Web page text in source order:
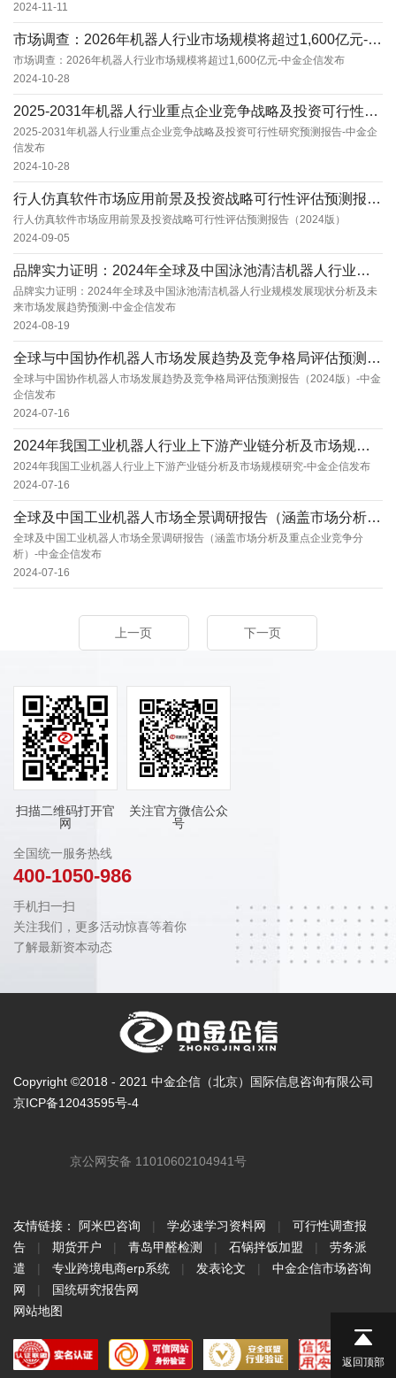
2024-11-11
市场调查：2026年机器人行业市场规模将超过1,600亿元-中金企信发布
市场调查：2026年机器人行业市场规模将超过1,600亿元-中金企信发布
2024-10-28
2025-2031年机器人行业重点企业竞争战略及投资可行性研究预测报告-中金企信发布
2025-2031年机器人行业重点企业竞争战略及投资可行性研究预测报告-中金企
信发布
2024-10-28
行人仿真软件市场应用前景及投资战略可行性评估预测报告（2024版）
行人仿真软件市场应用前景及投资战略可行性评估预测报告（2024版）
2024-09-05
品牌实力证明：2024年全球及中国泳池清洁机器人行业规模发展现状分析及未来市场发展趋势预测...
品牌实力证明：2024年全球及中国泳池清洁机器人行业规模发展现状分析及未
来市场发展趋势预测-中金企信发布
2024-08-19
全球与中国协作机器人市场发展趋势及竞争格局评估预测报告（2024版）-中金企信发布
全球与中国协作机器人市场发展趋势及竞争格局评估预测报告（2024版）-中金
企信发布
2024-07-16
2024年我国工业机器人行业上下游产业链分析及市场规模研究-中金企信发布
2024年我国工业机器人行业上下游产业链分析及市场规模研究-中金企信发布
2024-07-16
全球及中国工业机器人市场全景调研报告（涵盖市场分析及重点企业竞争分析）-中金企信发布
全球及中国工业机器人市场全景调研报告（涵盖市场分析及重点企业竞争分
析）-中金企信发布
2024-07-16
上一页 下一页
扫描二维码打开官
网
关注官方微信公众
号
全国统一服务热线
400-1050-986
手机扫一扫
关注我们，更多活动惊喜等着你
了解最新资本动态
Copyright ©2018 - 2021 中金企信（北京）国际信息咨询有限公司
京ICP备12043595号-4
京公网安备 11010602104941号
友情链接： 阿米巴咨询 | 学必速学习资料网 |
可行性调查报
告
| 期货开户 | 青岛甲醛检测 | 石锅拌饭加盟 |
劳务派
遣
| 专业跨境电商erp系统 | 发表论文 |
中金企信市场咨询
网
|
国统研究报告网
网站地图
返回顶部